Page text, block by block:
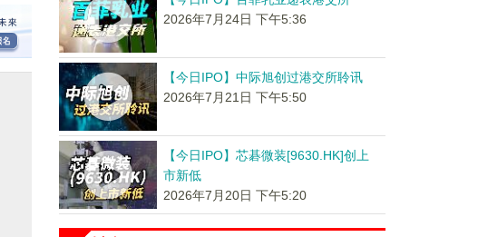
2026年7月24日 下午5:36
【今日IPO】中际旭创过港交所聆讯
2026年7月21日 下午5:50
【今日IPO】芯碁微装[9630.HK]创上
市新低
2026年7月20日 下午5:20